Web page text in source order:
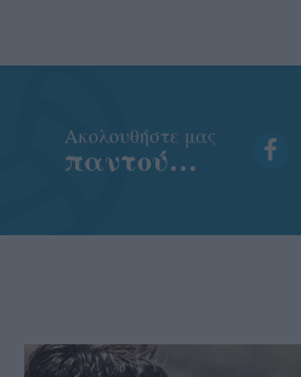
Aκολουθήστε μας
παντού…